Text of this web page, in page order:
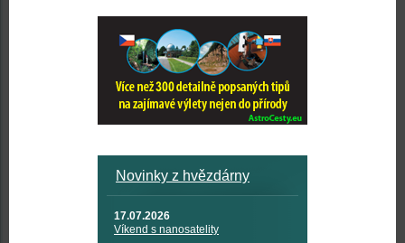
Novinky z hvězdárny
17.07.2026
Víkend s nanosatelity